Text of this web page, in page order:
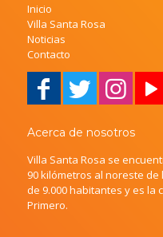
Inicio
Villa Santa Rosa
Noticias
Contacto
Acerca de nosotros
Villa Santa Rosa se
90 kilómetros al noreste
de 9.000 habitantes y es la
Primero.